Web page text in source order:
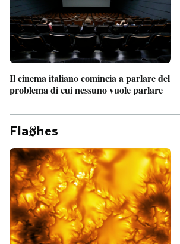
Il cinema italiano comincia a parlare del
problema di cui nessuno vuole parlare
Fla hes